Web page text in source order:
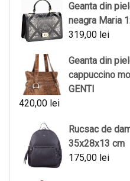
Geanta din
neagra Maria
319,00 lei
Geanta din
cappuccino
GENTI
420,00 lei
Rucsac de
35x28x13 cm
175,00 lei